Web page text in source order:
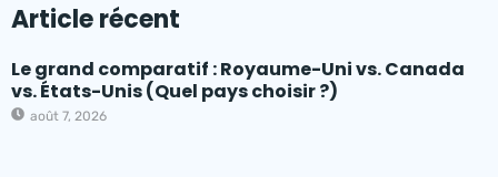
Article récent
Le grand comparatif : Royaume-Uni vs. Canada
vs. États-Unis (Quel pays choisir ?)
août 7, 2026